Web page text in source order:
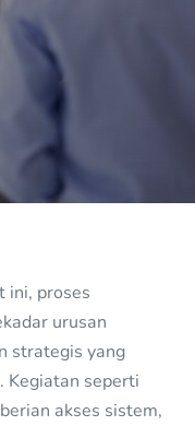
ini, proses
urusan
strategis yang
Kegiatan seperti
akses sistem,